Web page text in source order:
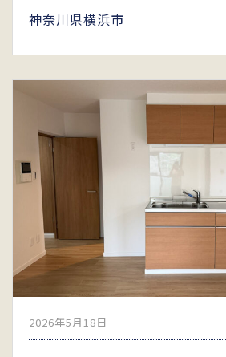
神奈川県横浜市
2026年5月18日